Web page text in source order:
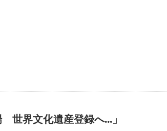
界文化遺産登録へ…」